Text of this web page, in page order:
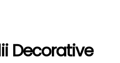
Decorative